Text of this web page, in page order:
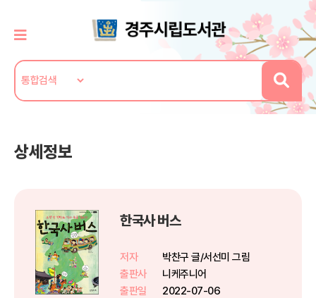
상세정보
한국사 버스
저자
박찬구 글/서선미 그림
출판사
니케주니어
출판일
2022-07-06